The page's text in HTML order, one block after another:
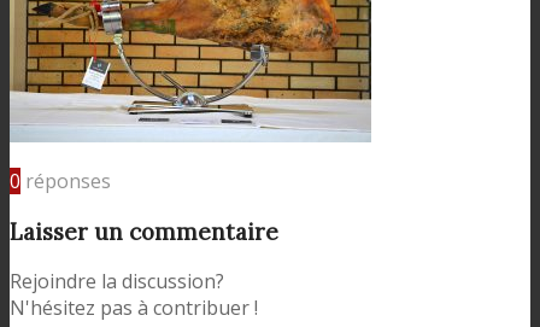
0 réponses
Laisser un commentaire
Rejoindre la discussion?
N'hésitez pas à contribuer !